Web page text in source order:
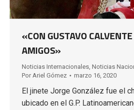
«CON GUSTAVO
AMIGOS»
Noticias Internacionales, Noticias
Por Ariel Gómez marzo 16, 2020
El jinete Jorge González fue el
ubicado en el G.P.